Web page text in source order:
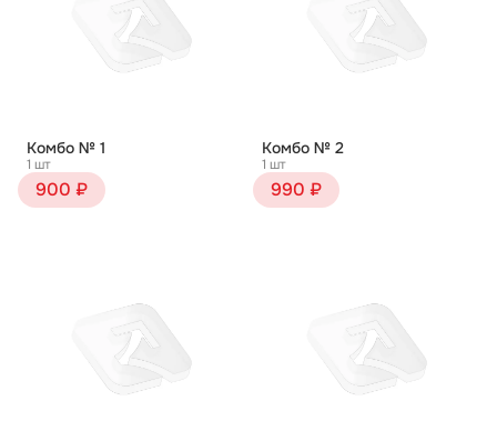
Комбо № 1
1 шт
900 ₽
Комбо № 2
1 шт
990 ₽